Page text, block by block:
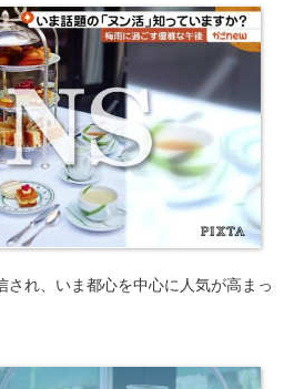
され、いま都心を中心に人気が高まっ